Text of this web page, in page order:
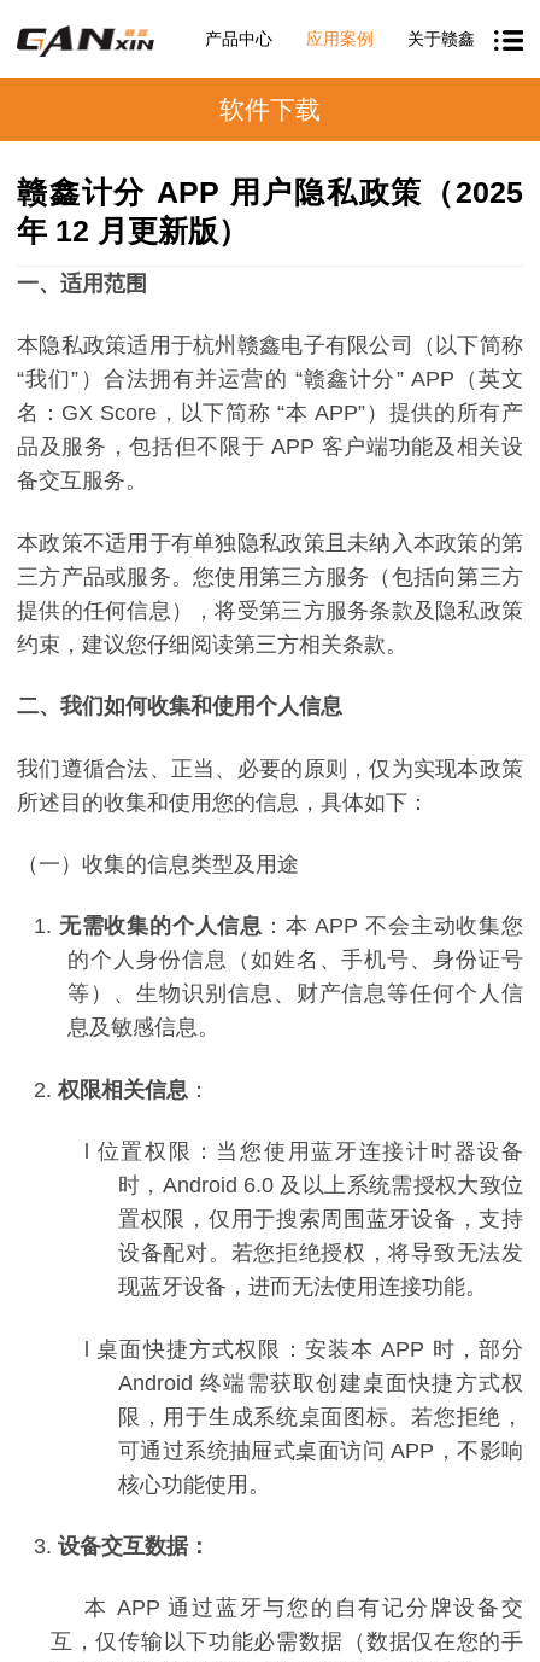
产品中心 应用案例 关于赣鑫
软件下载
赣鑫计分 APP 用户隐私政策（2025
年 12 月更新版）
一、适用范围
本隐私政策适用于杭州赣鑫电子有限公司（以下简称
“我们” ）合法拥有并运营的 “赣鑫计分” APP （英文
名： GX Score ，以下简称 “本APP” ）提供的所有产
品及服务，包括但不限于 APP 客户端功能及相关设
备交互服务。
本政策不适用于有单独隐私政策且未纳入本政策的第
三方产品或服务。您使用第三方服务（包括向第三方
提供的任何信息），将受第三方服务条款及隐私政策
约束，建议您仔细阅读第三方相关条款。
二、我们如何收集和使用个人信息
我们遵循合法、正当、必要的原则，仅为实现本政策
所述目的收集和使用您的信息，具体如下：
（一）收集的信息类型及用途
1. 无需收集的个人信息 ：本 APP不会主动收集您
的个人身份信息（如姓名、手机号、身份证号
等）、生物识别信息、财产信息等任何个人信
息及敏感信息。
2.权限相关信息 ：
位置权限：当您使用蓝牙连接计时器设备
时， Android 6.0 及以上系统需授权大致位
置权限，仅用于搜索周围蓝牙设备，支持
设备配对。若您拒绝授权，将导致无法发
现蓝牙设备，进而无法使用连接功能。
l桌面快捷方式权限：安装本 APP 时，部分
Android终端需获取创建桌面快捷方式权
限，用于生成系统桌面图标。若您拒绝，
可通过系统抽屉式桌面访问APP ，不影响
核心功能使用。
3. 设备交互数据：
本 APP通过蓝牙与您的自有记分牌设备交
互，仅传输以下功能必需数据（数据仅在您的手